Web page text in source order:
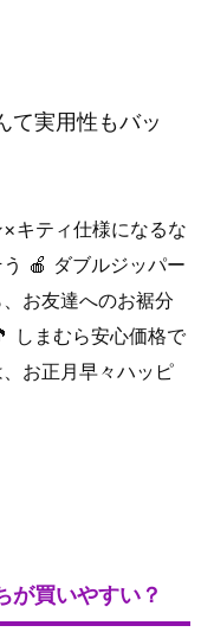
て実用性もバッ
キティ仕様になるな
🍎 ダブルジッパー
お友達へのお裾分
しまむら安心価格で
お正月早々ハッピ
が買いやすい？